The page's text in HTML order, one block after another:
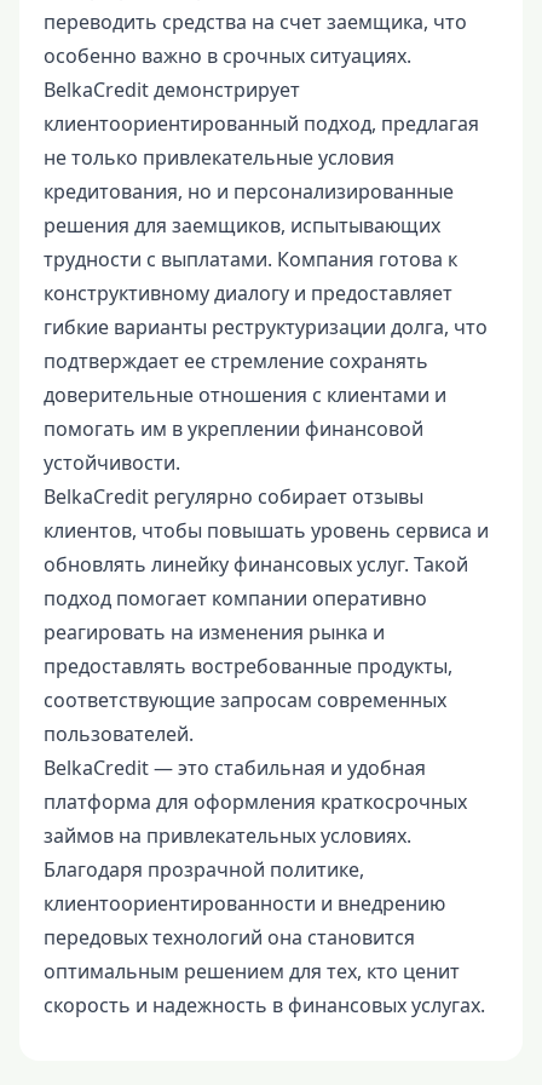
переводить средства на счет заемщика, что
особенно важно в срочных ситуациях.
BelkaCredit демонстрирует
клиентоориентированный подход, предлагая
не только привлекательные условия
кредитования, но и персонализированные
решения для заемщиков, испытывающих
трудности с выплатами. Компания готова к
конструктивному диалогу и предоставляет
гибкие варианты реструктуризации долга, что
подтверждает ее стремление сохранять
доверительные отношения с клиентами и
помогать им в укреплении финансовой
устойчивости.
BelkaCredit регулярно собирает отзывы
клиентов, чтобы повышать уровень сервиса и
обновлять линейку финансовых услуг. Такой
подход помогает компании оперативно
реагировать на изменения рынка и
предоставлять востребованные продукты,
соответствующие запросам современных
пользователей.
BelkaCredit — это стабильная и удобная
платформа для оформления краткосрочных
займов на привлекательных условиях.
Благодаря прозрачной политике,
клиентоориентированности и внедрению
передовых технологий она становится
оптимальным решением для тех, кто ценит
скорость и надежность в финансовых услугах.